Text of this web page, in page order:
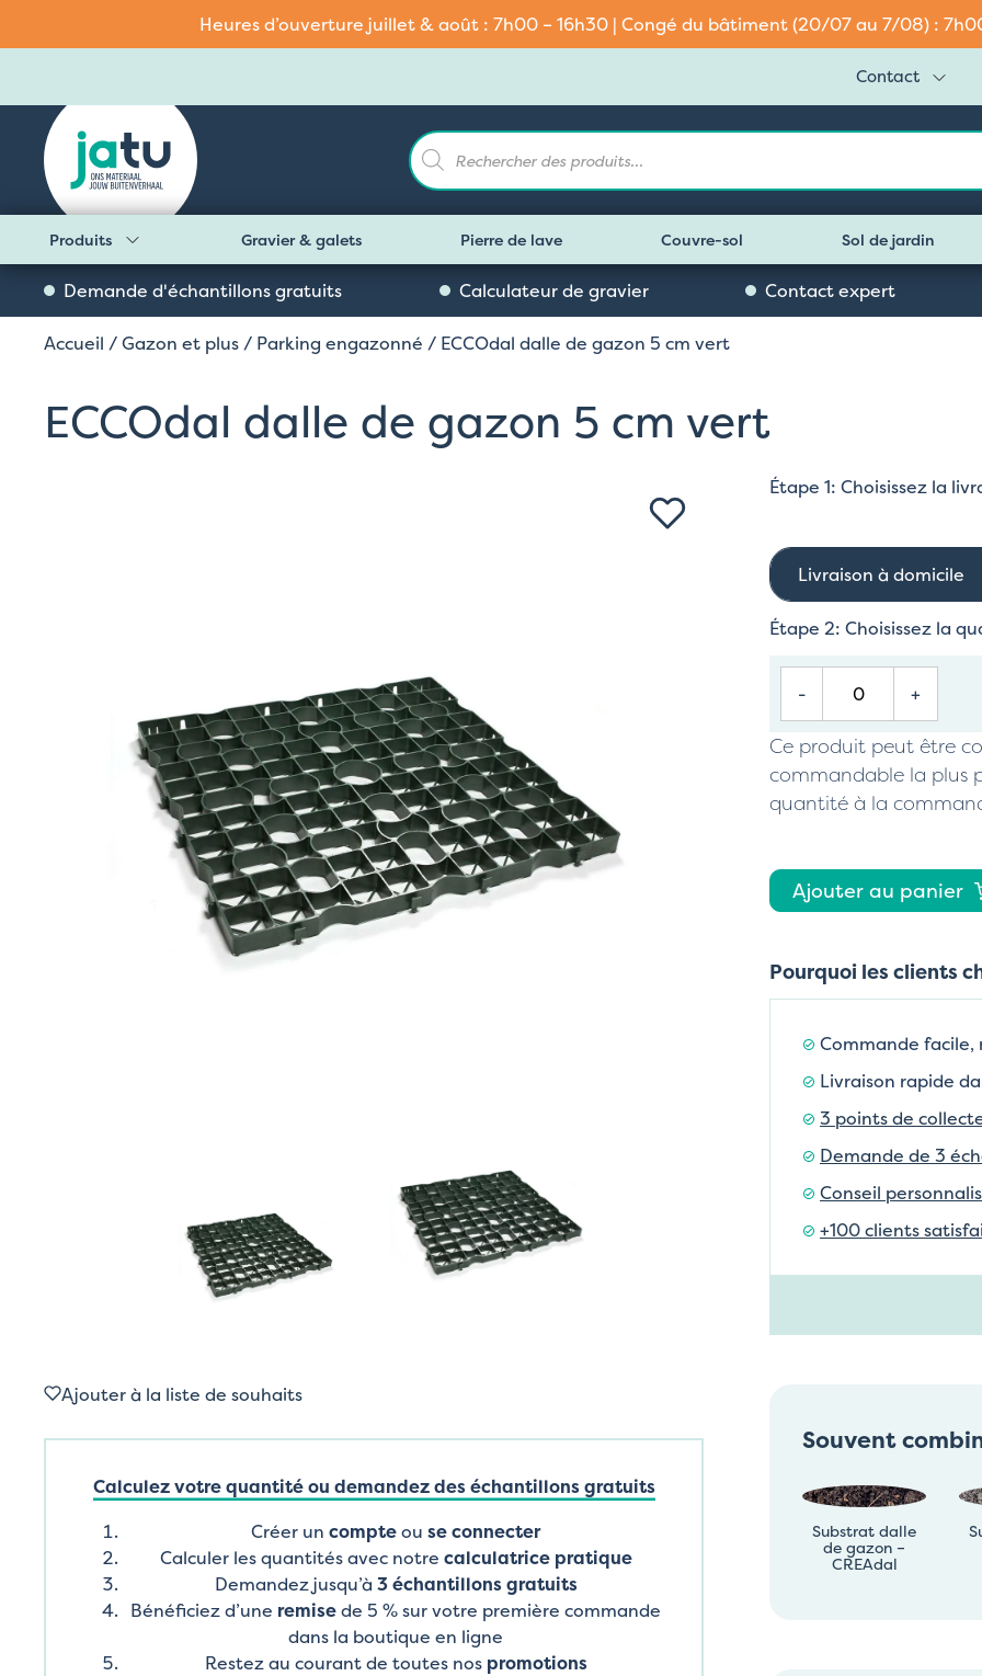
Heures d’ouverture juillet & août : 7h00 – 16h30 | Congé du bâtiment (20/07 au 7/08) :
Contact
Recherche
de
produits
Produits Gravier & galets Pierre de lave Couvre-sol Sol de jardin
Demande d'échantillons gratuits Calculateur de gravier Contact expert
Accueil /Gazon et plus/ Parking engazonné / ECCOdal dalle de gazon 5 cm vert
ECCOdal dalle de gazon 5 cm vert
Ajouter à la liste de souhaits
Calculez votre quantité ou demandez des échantillons gratuits
Créer un compteou se connecter
Calculer les quantités avec notre calculatrice pratique
Demandez jusqu’à 3 échantillons gratuits
Bénéficiez d’une remisede 5 % sur votre première commande
dans la boutique en ligne
Restez au courant de toutes nos promotions
Étape 1: Choisissez la
Livraison à domicile
Étape 2: Choisissez la
- +
Ce produit peut être
commandable la plus
quantité à la
Ajouter au panier
Pourquoi les clients
Commande facile,
Livraison rapide
3 points de
Demande de 3
Conseil
+100 clients
Souvent
Substrat dalle
de gazon –
CREAdal